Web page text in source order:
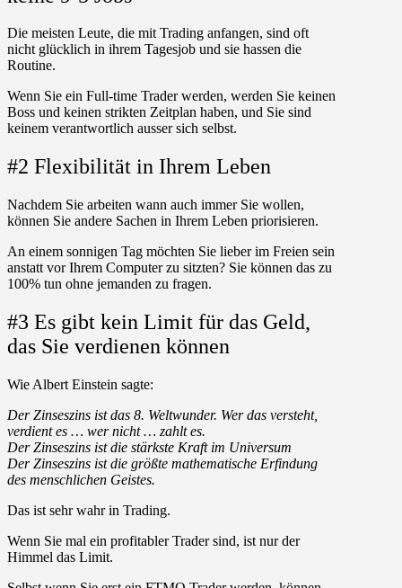
Die meisten Leute, die mit Trading anfangen, sind oft
nicht glücklich in ihrem Tagesjob und sie hassen die
Routine.
Wenn Sie ein Full-time Trader werden, werden Sie keinen
Boss und keinen strikten Zeitplan haben, und Sie sind
keinem verantwortlich ausser sich selbst.
#2 Flexibilität in Ihrem Leben
Nachdem Sie arbeiten wann auch immer Sie wollen,
können Sie andere Sachen in Ihrem Leben priorisieren.
An einem sonnigen Tag möchten Sie lieber im Freien sein
anstatt vor Ihrem Computer zu sitzten? Sie können das zu
100% tun ohne jemanden zu fragen.
#3 Es gibt kein Limit für das Geld,
das Sie verdienen können
Wie Albert Einstein sagte:
Der Zinseszins ist das 8. Weltwunder. Wer das versteht,
verdient es … wer nicht … zahlt es.
Der Zinseszins ist die stärkste Kraft im Universum
Der Zinseszins ist die größte mathematische Erfindung
des menschlichen Geistes.
Das ist sehr wahr in Trading.
Wenn Sie mal ein profitabler Trader sind, ist nur der
Himmel das Limit.